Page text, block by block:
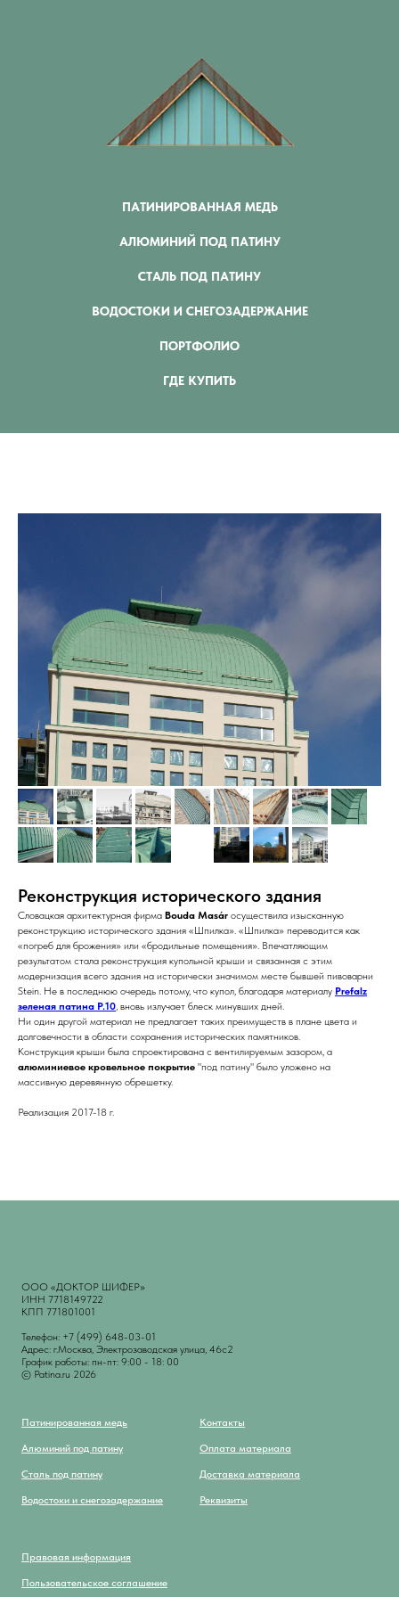
ПАТИНИРОВАННАЯ МЕДЬ
АЛЮМИНИЙ ПОД ПАТИНУ
СТАЛЬ ПОД ПАТИНУ
ВОДОСТОКИ И СНЕГОЗАДЕРЖАНИЕ
ПОРТФОЛИО
ГДЕ КУПИТЬ
Реконструкция исторического здания
Словацкая архитектурная фирма Bouda Masár осуществила изысканную
реконструкцию исторического здания «Шпилка». «Шпилка» переводится как
«погреб для брожения» или «бродильные помещения». Впечатляющим
результатом стала реконструкция купольной крыши и связанная с этим
модернизация всего здания на исторически значимом месте бывшей пивоварни
Stein. Не в последнюю очередь потому, что купол, благодаря материалу Prefalz
зеленая патина P.10, вновь излучает блеск минувших дней.
Ни один другой материал не предлагает таких преимуществ в плане цвета и
долговечности в области сохранения исторических памятников.
Конструкция крыши была спроектирована с вентилируемым зазором, а
алюминиевое кровельное покрытие "под патину" было уложено на
массивную деревянную обрешетку.
Реализация 2017-18 г.
ООО «ДОКТОР ШИФЕР»
ИНН 7718149722
КПП 771801001
Телефон: +7 (499) 648-03-01
Адрес: г.Москва, Электрозаводская улица, 46с2
График работы: пн-пт: 9:00 - 18: 00
© Patina.ru 2026
Патинированная медь
Алюминий под патину
Сталь под патину
Водостоки и снегозадержание
Контакты
Оплата материала
Доставка материала
Реквизиты
Правовая информация
Пользовательское соглашение